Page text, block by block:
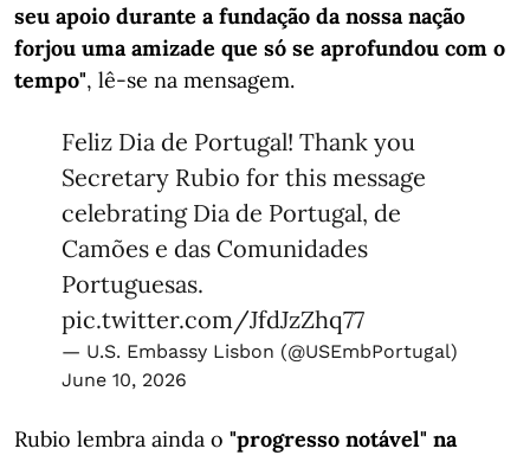
seu apoio durante a fundação da nossa nação
forjou uma amizade que só se aprofundou com o
tempo", lê-se na mensagem.
Feliz Dia de Portugal! Thank you
Secretary Rubio for this message
celebrating Dia de Portugal, de
Camões e das Comunidades
Portuguesas.
pic.twitter.com/JfdJzZhq77
— U.S. Embassy Lisbon (@USEmbPortugal)
June 10, 2026
Rubio lembra ainda o "progresso notável" na